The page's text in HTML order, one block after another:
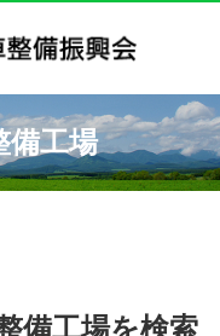
備工場
備工場を検索